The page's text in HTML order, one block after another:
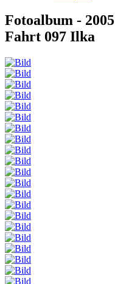
Fotoalbum - 2005
Fahrt 097 Ilka